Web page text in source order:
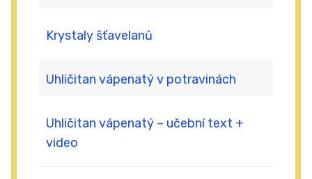
Krystaly šťavelanů
Uhličitan vápenatý v potravinách
Uhličitan vápenatý – učební text +
video